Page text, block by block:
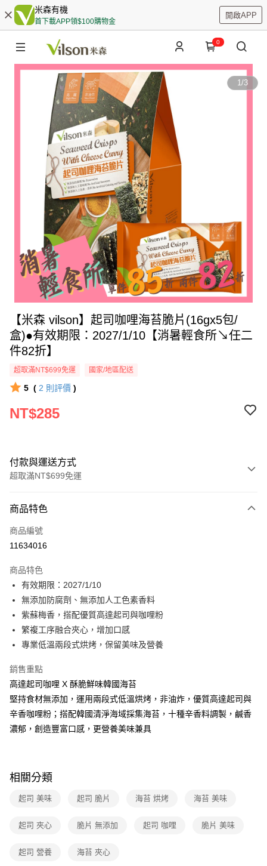
米森有機
首下載APP領$100購物金
開啟APP
0
1/3
【米森 vilson】起司咖哩海苔脆片(16gx5包/
盒)●有效期限：2027/1/10【消暑輕食所↘任二
件82折】
超取滿NT$699免運 國家/地區配送
5 ( 2 則評價 )
NT$285
付款與運送方式
超取滿NT$699免運
信用卡一次付款
超商取貨付款
Apple Pay
街口支付
悠遊付
Google Pay
大哥付你分期
相關說明
【大哥付你分期使用說明】
1.本服務由台灣大哥大提供，台灣大哥大用戶可立即使用無須另外申請。
2.付款方式選擇「大哥付你分期」，訂單成立後會自動跳轉到大哥付的交易
流程，驗證手機門號後，選擇欲分期的期數、繳款截止日，確認付款後即完
消。如遇「轉專審核」未通過狀況，表示未達大哥付你分期系統評分，恕無
法說明評估內容。
【繳款方式說明】
2.透過簡訊連結打開帳單後，可選擇「超商條碼／台灣大直營門市／銀行轉
【關於「AFTEE先享後付」】
２．便利：只要手機號碼，簡訊認證，即可結帳。
１．於結帳方式選擇「AFTEE先享後付」後，將跳轉至「AFTEE先享後付」
３．收到繳費通知簡訊後14天內，點擊此簡訊中的連結，可透過四大超商／
運送方式
全家付款取貨
付款後全家取貨
每筆NT$90，滿NT$699(含以上)免運費
商品特色
商品編號
11634016
商品特色
有效期限：2027/1/10
無添加防腐劑、無添加人工色素香料
紫蘇梅香，搭配優質高達起司與咖哩粉
繁複工序融合夾心，增加口感
專業低溫兩段式烘烤，保留美味及營養
銷售重點
高達起司咖哩 X 酥脆鮮味韓國海苔
堅持食材無添加，運用兩段式低溫烘烤，非油炸，優質高達起司與
辛香咖哩粉；搭配韓國清淨海域採集海苔，十種辛香料調製，鹹香
濃郁，創造豐富口感，更營養美味兼具
相關分類
起司 美味 起司 脆片 海苔 烘烤 海苔 美味
起司 夾心 脆片 無添加 起司 咖哩 脆片 美味
起司 營養 海苔 夾心